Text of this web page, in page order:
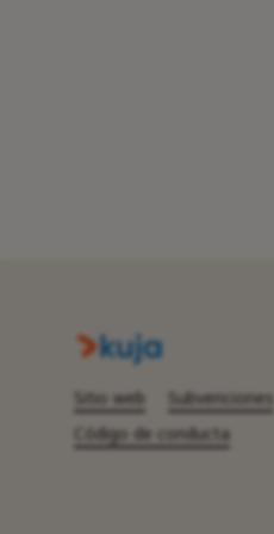
Sitio web Subvenciones
Código de conducta